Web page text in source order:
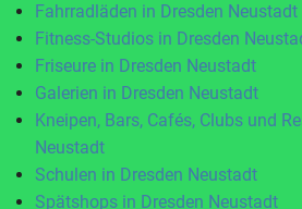
Fahrradläden in Dresden Neustadt
Fitness-Studios in Dresden
Friseure in Dresden Neustadt
Galerien in Dresden Neustadt
Kneipen, Bars, Cafés, Clubs und
Neustadt
Schulen in Dresden Neustadt
Spätshops in Dresden Neustadt